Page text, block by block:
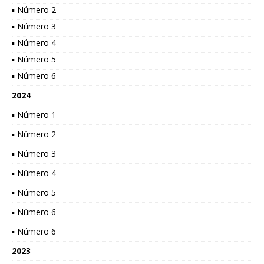
▪ Número 2
▪ Número 3
▪ Número 4
▪ Número 5
▪ Número 6
2024
▪ Número 1
▪ Número 2
▪ Número 3
▪ Número 4
▪ Número 5
▪ Número 6
▪ Número 6
2023